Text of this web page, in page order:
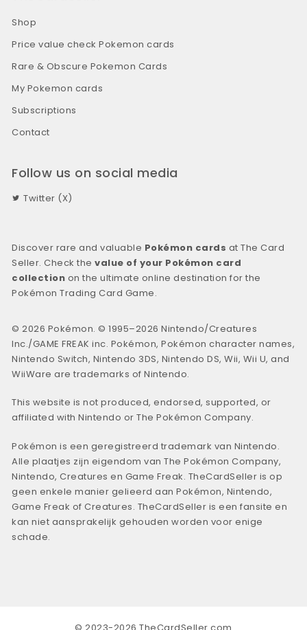
Shop
Price value check Pokemon cards
Rare & Obscure Pokemon Cards
My Pokemon cards
Subscriptions
Contact
Follow us on social media
Twitter (X)
Discover rare and valuable Pokémon cards at The Card
Seller. Check thevalue of your Pokémon card
collection on the ultimate online destination for the
Pokémon Trading Card Game.
© 2026 Pokémon. © 1995–2026 Nintendo/Creatures
Inc./GAME FREAK inc. Pokémon, Pokémon character names,
Nintendo Switch, Nintendo 3DS, Nintendo DS, Wii, Wii U, and
WiiWare are trademarks of Nintendo.
This website is not produced, endorsed, supported, or
affiliated with Nintendo or The Pokémon Company.
Pokémon is een geregistreerd trademark van Nintendo.
Alle plaatjes zijn eigendom van The Pokémon Company,
Nintendo, Creatures en Game Freak. TheCardSeller is op
geen enkele manier gelieerd aan Pokémon, Nintendo,
Game Freak of Creatures. TheCardSeller is een fansite en
kan niet aansprakelijk gehouden worden voor enige
schade.
© 2023-2026 TheCardSeller.com